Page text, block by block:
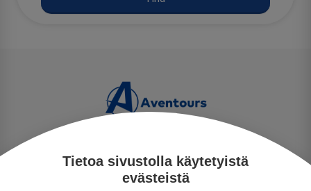
Tietoa sivustolla käytetyistä
evästeistä
PRIVACY POLICY
MAKSUTAVAT